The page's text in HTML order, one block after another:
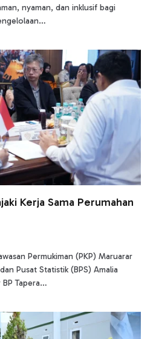
nyaman, dan inklusif bagi
Kerja Sama Perumahan
Permukiman (PKP) Maruarar
Pusat Statistik (BPS) Amalia
Tapera…